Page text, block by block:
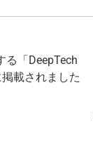
る「DeepTech
載されました